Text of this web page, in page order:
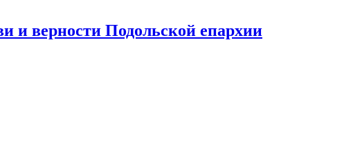
и верности Подольской епархии